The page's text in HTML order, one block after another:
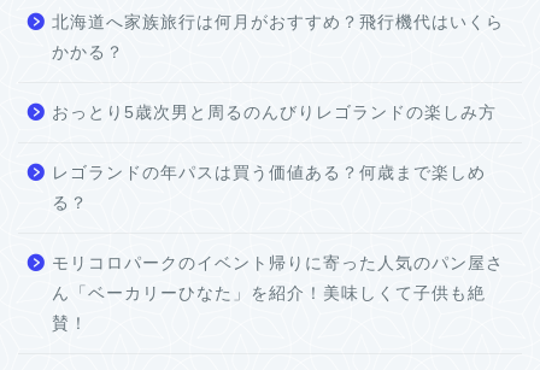
北海道へ家族旅行は何月がおすすめ？飛行機代はいくら
かかる？
おっとり5歳次男と周るのんびりレゴランドの楽しみ方
レゴランドの年パスは買う価値ある？何歳まで楽しめ
る？
モリコロパークのイベント帰りに寄った人気のパン屋さ
ん「ベーカリーひなた」を紹介！美味しくて子供も絶
賛！